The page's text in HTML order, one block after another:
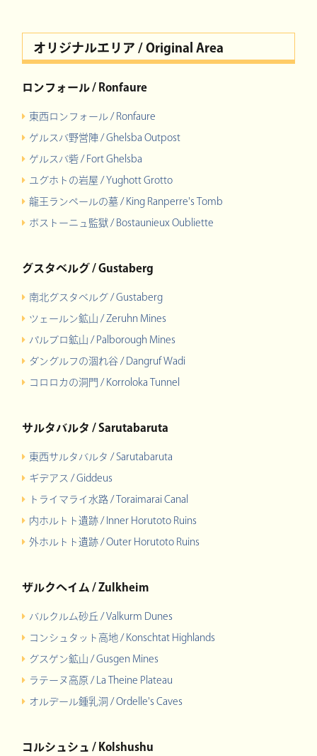
オリジナルエリア / Original Area
ロンフォール / Ronfaure
東西ロンフォール / Ronfaure
ゲルスバ野営陣 / Ghelsba Outpost
ゲルスバ砦 / Fort Ghelsba
ユグホトの岩屋 / Yughott Grotto
龍王ランペールの墓 / King Ranperre's Tomb
ボストーニュ監獄 / Bostaunieux Oubliette
グスタベルグ / Gustaberg
南北グスタベルグ / Gustaberg
ツェールン鉱山 / Zeruhn Mines
パルブロ鉱山 / Palborough Mines
ダングルフの涸れ谷 / Dangruf Wadi
コロロカの洞門 / Korroloka Tunnel
サルタバルタ / Sarutabaruta
東西サルタバルタ / Sarutabaruta
ギデアス / Giddeus
トライマライ水路 / Toraimarai Canal
内ホルトト遺跡 / Inner Horutoto Ruins
外ホルトト遺跡 / Outer Horutoto Ruins
ザルクヘイム / Zulkheim
バルクルム砂丘 / Valkurm Dunes
コンシュタット高地 / Konschtat Highlands
グスゲン鉱山 / Gusgen Mines
ラテーヌ高原 / La Theine Plateau
オルデール鍾乳洞 / Ordelle's Caves
コルシュシュ / Kolshushu